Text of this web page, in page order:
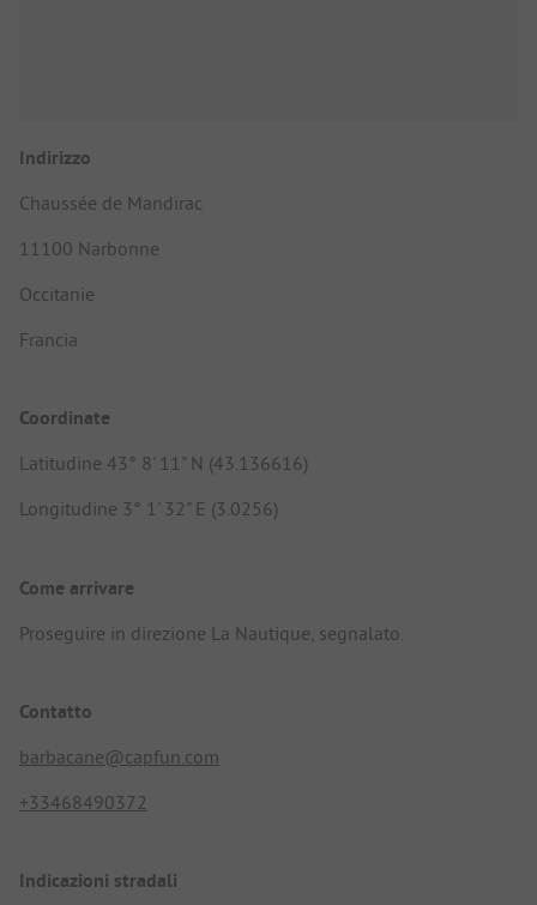
Indirizzo
Chaussée de Mandirac
11100 Narbonne
Occitanie
Francia
Coordinate
Latitudine 43° 8' 11" N (43.136616)
Longitudine 3° 1' 32" E (3.0256)
Come arrivare
Proseguire in direzione La Nautique, segnalato.
Contatto
barbacane@capfun.com
+33468490372
Indicazioni stradali